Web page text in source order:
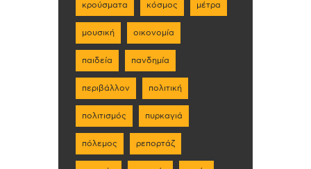
κρούσματα κόσμος μέτρα
μουσική οικονομία
παιδεία πανδημία
περιβάλλον πολιτική
πολιτισμός πυρκαγιά
πόλεμος ρεπορτάζ